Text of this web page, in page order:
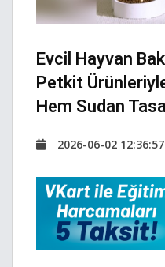
Evcil Hayvan
Petkit
Hem Sudan
2026-06-02 12:36:57